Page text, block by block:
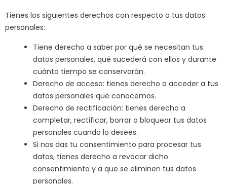
Tienes los siguientes derechos con respecto a tus datos
personales:
Tiene derecho a saber por qué se necesitan tus
datos personales, qué sucederá con ellos y durante
cuánto tiempo se conservarán.
Derecho de acceso: tienes derecho a acceder a tus
datos personales que conocemos.
Derecho de rectificación: tienes derecho a
completar, rectificar, borrar o bloquear tus datos
personales cuando lo desees.
Si nos das tu consentimiento para procesar tus
datos, tienes derecho a revocar dicho
consentimiento y a que se eliminen tus datos
personales.